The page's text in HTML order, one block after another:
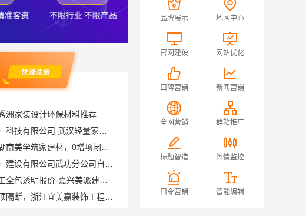
湖南老房翻新选湖南美学筑家建材，0增项闭口合同
中蓝建投（北京）建设有限公司武功分公司自建房全包装修新中式
嘉兴本地家装施工全包透明报价-嘉兴美派建材科技有限公司
嵊州家庭装修吊顶隔断，浙江宜美嘉装饰工程有限公司专业施工
高新区装饰毛坯房免费量房，苏州兔哥哥智装新材料有限公司预约
品牌展示 地区中心
官网建设 网站优化
口碑营销 新闻营销
全网营销 群站推广
标题智造 舆情监控
口令营销 智能编辑